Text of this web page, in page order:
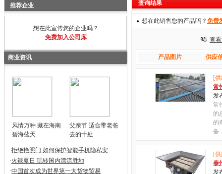
推荐企业
想在此宣传您的企业吗？
免费加入公司库
商业资讯
风情万种 藏在海南
碧海蓝天
父亲节 适合带老爸
去的十处
·拒绝艳照门 如何保护智能手机隐私安
·火辣夏日 玩转国内漂流胜地
·中国首次成为世界第一大货物贸易
查询结果
想在此销售您的产品吗？ 免费
查看
产品图片 供应
[
常
发
常
的
的
备
[
泰
发